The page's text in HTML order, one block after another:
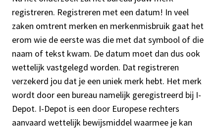
registreren. Registreren met een datum! In veel
zaken omtrent merken en merkenmisbruik gaat het
erom wie de eerste was die met dat symbool of die
naam of tekst kwam. De datum moet dan dus ook
wettelijk vastgelegd worden. Dat registreren
verzekerd jou dat je een uniek merk hebt. Het merk
wordt door een bureau namelijk geregistreerd bij I-
Depot. I-Depot is een door Europese rechters
aanvaard wettelijk bewijsmiddel waarmee je kan